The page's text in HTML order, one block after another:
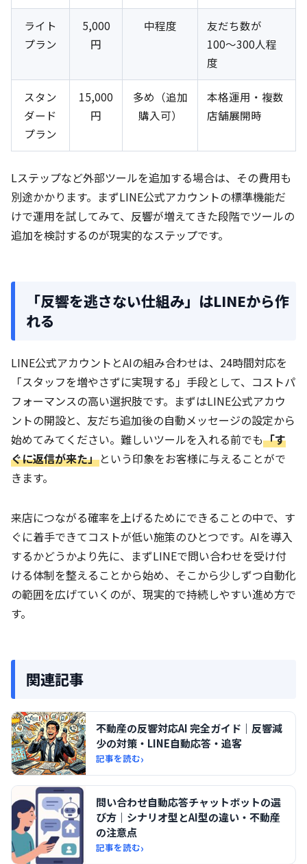
ライト
プラン
5,000
円
中程度
友だち数が
100〜300人程
度
スタン
ダード
プラン
15,000
円
多め（追加
購入可）
本格運用・複数
店舗展開時
Lステップなど外部ツールを追加する場合は、その費用も
別途かかります。まずLINE公式アカウントの標準機能だ
けで運用を試してみて、反響が増えてきた段階でツールの
追加を検討するのが現実的なステップです。
「反響を逃さない仕組み」はLINEから作
れる
LINE公式アカウントとAIの組み合わせは、24時間対応を
「スタッフを増やさずに実現する」手段として、コストパ
フォーマンスの高い選択肢です。まずはLINE公式アカウ
ントの開設と、友だち追加後の自動メッセージの設定から
始めてみてください。難しいツールを入れる前でも「す
ぐに返信が来た」という印象をお客様に与えることがで
きます。
来店につながる確率を上げるためにできることの中で、す
ぐに着手できてコストが低い施策のひとつです。AIを導入
するかどうかより先に、まずLINEで問い合わせを受け付
ける体制を整えることから始め、そこから少しずつ自動化
の範囲を広げていくのが、現実的で持続しやすい進め方で
す。
関連記事
不動産の反響対応AI 完全ガイド｜反響減
少の対策・LINE自動応答・追客
記事を読む›
問い合わせ自動応答チャットボットの選
び方｜シナリオ型とAI型の違い・不動産
の注意点
記事を読む›